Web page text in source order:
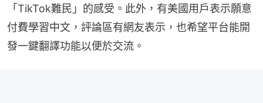
「TikTok難民」的感受。此外，有美國用戶表示願意
付費學習中文，評論區有網友表示，也希望平台能開
發一鍵翻譯功能以便於交流。